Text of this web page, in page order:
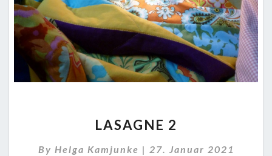
2
LASAGNE 2
By Helga Kamjunke | 27. Januar 2021